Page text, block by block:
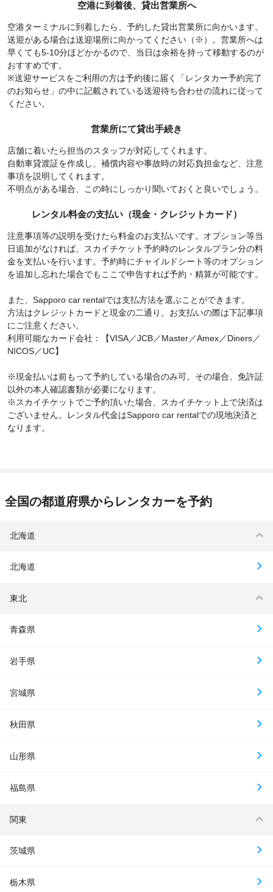
空港に到着後、貸出営業所へ
空港ターミナルに到着したら、予約した貸出営業所に向かいます。
送迎がある場合は送迎場所に向かってください（※）。営業所へは
早くても5-10分ほどかかるので、当日は余裕を持って移動するのが
おすすめです。
※送迎サービスをご利用の方は予約後に届く「レンタカー予約完了
のお知らせ」の中に記載されている送迎待ち合わせの流れに従って
ください。
営業所にて貸出手続き
店舗に着いたら担当のスタッフが対応してくれます。
自動車貸渡証を作成し、補償内容や事故時の対応負担金など、注意
事項を説明してくれます。
不明点がある場合、この時にしっかり聞いておくと良いでしょう。
レンタル料金の支払い（現金・クレジットカード）
注意事項等の説明を受けたら料金のお支払いです。オプション等当
日追加がなければ、スカイチケット予約時のレンタルプラン分の料
金を支払いを行います。予約時にチャイルドシート等のオプション
を追加し忘れた場合でもここで申告すれば予約・精算が可能です。
また、Sapporo car rentalでは支払方法を選ぶことができます。
方法はクレジットカードと現金の二通り。お支払いの際は下記事項
にご注意ください。
利用可能なカード会社：【VISA／JCB／Master／Amex／Diners／
NICOS／UC】
※現金払いは前もって予約している場合のみ可。その場合、免許証
以外の本人確認書類が必要になります。
※スカイチケットでご予約頂いた場合、スカイチケット上で決済は
ございません。レンタル代金はSapporo car rentalでの現地決済と
なります。
全国の都道府県からレンタカーを予約
北海道
北海道
東北
青森県
岩手県
宮城県
秋田県
山形県
福島県
関東
茨城県
栃木県